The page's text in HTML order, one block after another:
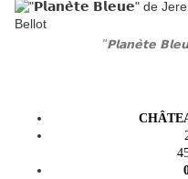
"𝗣𝗹𝗮𝗻𝗲̀𝘁𝗲